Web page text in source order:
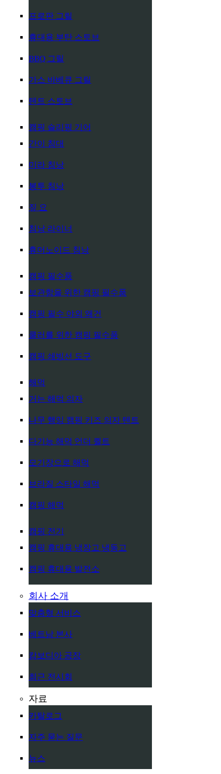
프로판 그릴
휴대용 부탄 스토브
BBQ 그릴
가스 바베큐 그릴
텐트 스토브
캠핑 슬리핑 기어
간이 침대
미라 침낭
봉투 침낭
짚 요
침낭 라이너
휴머노이드 침낭
캠핑 필수품
보관함을 위한 캠핑 필수품
캠핑 필수 야외 왜건
쿨러를 위한 캠핑 필수품
캠핑 쇄빙선 도구
해먹
거는 해먹 의자
나무 행잉 캠핑 키즈 의자 텐트
다기능 해먹 언더 퀼트
모기장으로 해먹
브라질 스타일 해먹
캠핑 해먹
캠핑 전기
캠핑 휴대용 냉장고 냉동고
캠핑 휴대용 발전소
회사 소개
맞춤형 서비스
베트남 본사
캄보디아 공장
최근 전시회
자료
카탈로그
자주 묻는 질문
뉴스